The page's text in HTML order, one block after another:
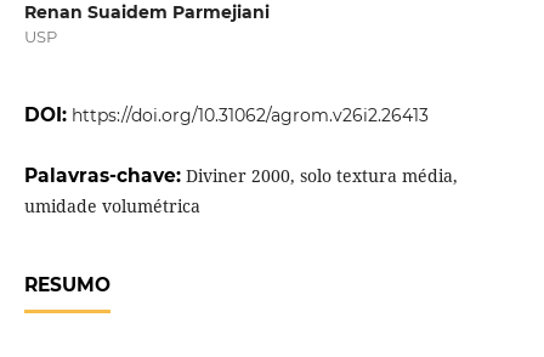
Renan Suaidem Parmejiani
USP
DOI: https://doi.org/10.31062/agrom.v26i2.26413
Palavras-chave: Diviner 2000, solo textura média,
umidade volumétrica
RESUMO